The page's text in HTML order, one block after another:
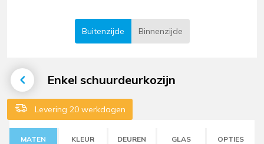
Buitenzijde Binnenzijde
Enkel schuurdeurkozijn
Levering 20 werkdagen
MATEN KLEUR DEUREN GLAS OPTIES